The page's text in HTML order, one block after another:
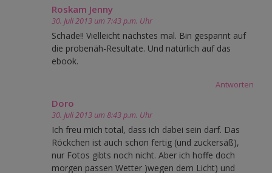
Roskam Jenny
30. Juli 2013 um 7:43 p.m. Uhr
Schade!! Vielleicht nächstes mal. Bin gespannt auf
die probenäh-Resultate. Und natürlich auf das
ebook.
Antworten
Doro
30. Juli 2013 um 8:43 p.m. Uhr
Ich freu mich total, dass ich dabei sein darf. Das
Röckchen ist auch schon fertig (und zuckersäß),
nur Fotos gibts noch nicht. Aber ich hoffe doch
morgen passen Wetter )wegen dem Licht) und